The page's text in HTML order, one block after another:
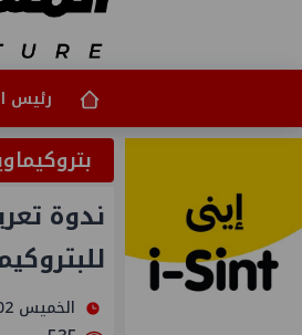
رئيس
ندوة
الخميس 02/يوليو/2026 - 03:05 م